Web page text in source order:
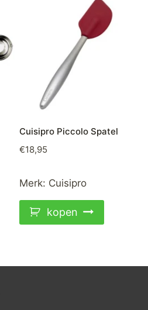
Cuisipro Piccolo Spatel
€18,95
Merk: Cuisipro
kopen